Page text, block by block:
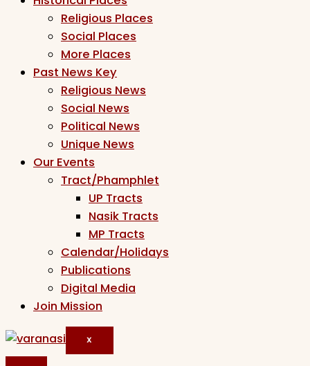
Religious Places
Social Places
More Places
Past News Key
Religious News
Social News
Political News
Unique News
Our Events
Tract/Phamphlet
UP Tracts
Nasik Tracts
MP Tracts
Calendar/Holidays
Publications
Digital Media
Join Mission
X